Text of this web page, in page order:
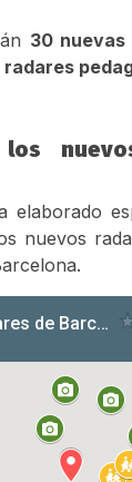
30 nuevas
radares
los
elaborado
nuevos